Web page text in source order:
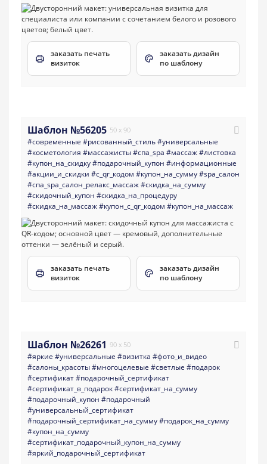
заказать печать
визиток
заказать дизайн
по шаблону
Шаблон №56205 50 x 90
#современные #рисованный_стиль#универсальные
#косметология #массажисты#спа_spa #массаж#листовка
#купон_на_скидку#подарочный_купон #информационные
#акции_и_скидки #с_qr_кодом #купон_на_сумму#spa_салон
#спа_spa_салон_релакс_массаж#скидка_на_сумму
#скидочный_купон #скидка_на_процедуру
#скидка_на_массаж#купон_с_qr_кодом #купон_на_массаж
заказать печать
визиток
заказать дизайн
по шаблону
Шаблон №26261 90 x 50
#яркие #универсальные #визитка #фото_и_видео
#салоны_красоты#многоцелевые #светлые #подарок
#сертификат#подарочный_сертификат
#сертификат_в_подарок#сертификат_на_сумму
#подарочный_купон #подарочный
#универсальный_сертификат
#подарочный_сертификат_на_сумму#подарок_на_сумму
#купон_на_сумму
#сертификат_подарочный_купон_на_сумму
#яркий_подарочный_сертификат